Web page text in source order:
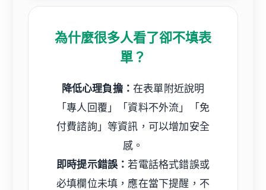
為什麼很多人看了卻不填表
單？
降低心理負擔： 在表單附近說明
「專人回覆」「資料不外流」「免
付費諮詢」等資訊，可以增加安全
感。
即時提示錯誤：若電話格式錯誤或
必填欄位未填，應在當下提醒，不